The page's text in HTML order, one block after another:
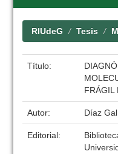
RIUdeG Tesis
Título:
FRÁGIL
Autor: Díaz
Editorial: